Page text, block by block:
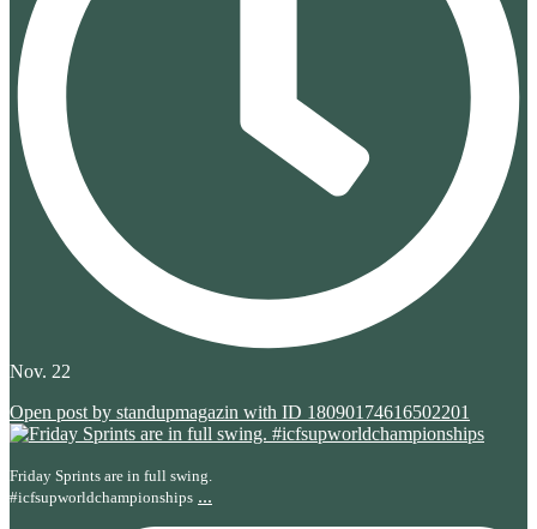
Nov. 22
Open post by standupmagazin with ID 18090174616502201
Friday Sprints are in full swing.
#icfsupworldchampionships ...